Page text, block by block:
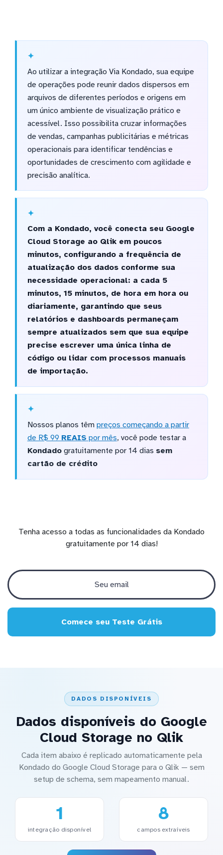
Ao utilizar a integração Via Kondado, sua equipe
de operações pode reunir dados dispersos em
arquivos de diferentes períodos e origens em
um único ambiente de visualização prático e
acessível. Isso possibilita cruzar informações
de vendas, campanhas publicitárias e métricas
operacionais para identificar tendências e
oportunidades de crescimento com agilidade e
precisão analítica.
Com a Kondado, você conecta seu Google
Cloud Storage ao Qlik em poucos
minutos, configurando a frequência de
atualização dos dados conforme sua
necessidade operacional: a cada 5
minutos, 15 minutos, de hora em hora ou
diariamente, garantindo que seus
relatórios e dashboards permaneçam
sempre atualizados sem que sua equipe
precise escrever uma única linha de
código ou lidar com processos manuais
de importação.
Nossos planos têm preços começando a partir
de R$ 99 REAIS por mês, você pode testar a
Kondadogratuitamente por 14 dias sem
cartão de crédito
Tenha acesso a todas as funcionalidades da Kondado
gratuitamente por 14 dias!
Comece seu Teste Grátis
DADOS DISPONÍVEIS
Dados disponíveis do Google
Cloud Storage no Qlik
Cada item abaixo é replicado automaticamente pela
Kondado do Google Cloud Storage para o Qlik — sem
setup de schema, sem mapeamento manual.
1
integração disponível
8
campos extraíveis